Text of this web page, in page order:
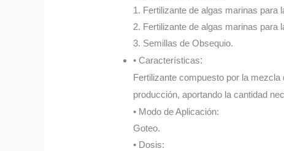
1. Fertilizante de algas marinas para
2. Fertilizante de algas marinas para
3. Semillas de Obsequio.
• Características:
Fertilizante compuesto por la
producción, aportando la cantidad
• Modo de Aplicación:
Goteo.
• Dosis: